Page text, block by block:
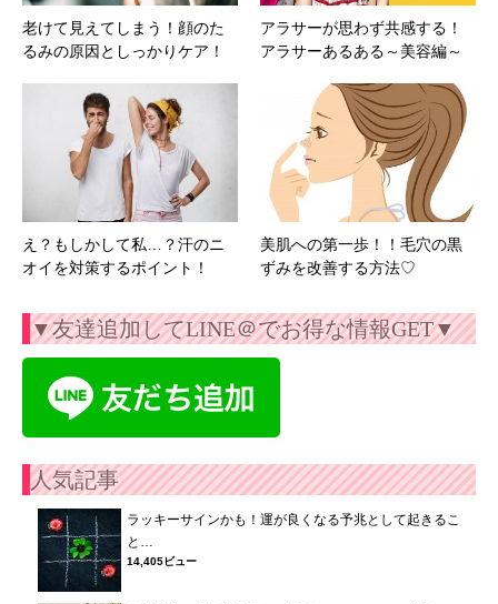
老けて見えてしまう！顔のた
るみの原因としっかりケア！
アラサーが思わず共感する！
アラサーあるある～美容編～
え？もしかして私…？汗のニ
オイを対策するポイント！
美肌への第一歩！！毛穴の黒
ずみを改善する方法♡
▼友達追加してLINE＠でお得な情報GET▼
人気記事
ラッキーサインかも！運が良くなる予兆として起きるこ
と…
14,405ビュー